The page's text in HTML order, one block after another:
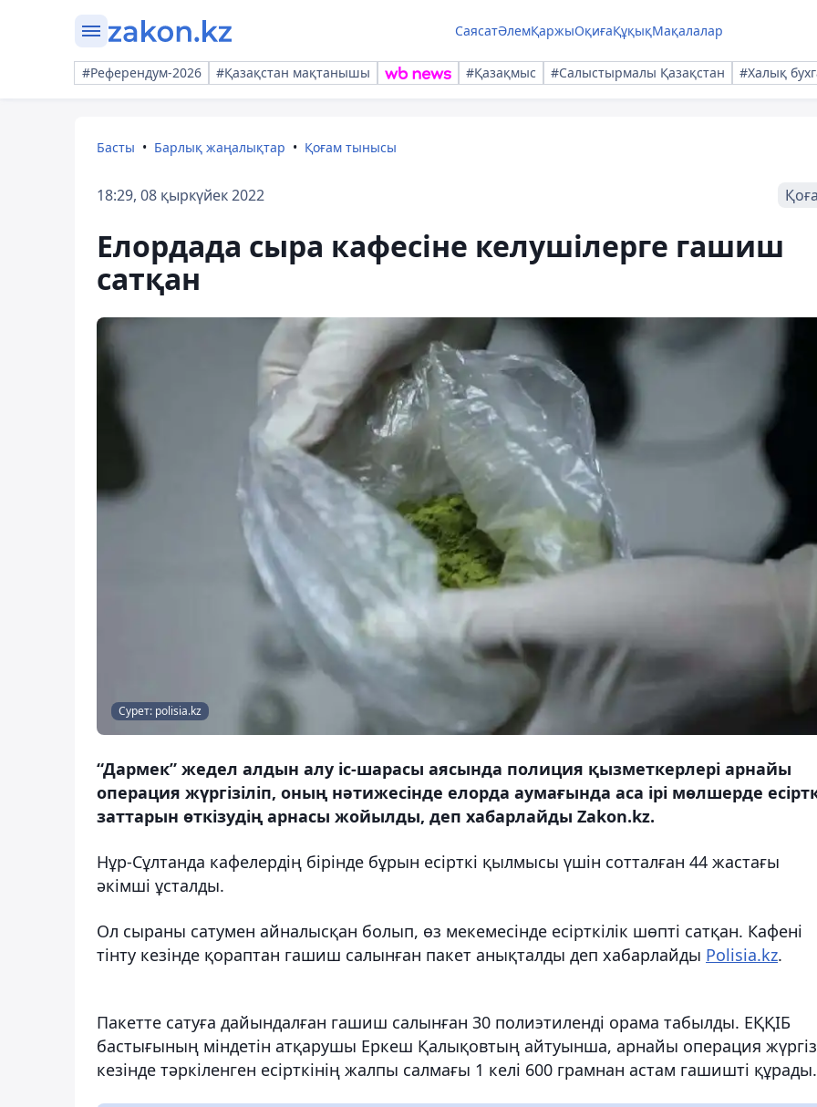
СаясатӘлемҚаржыОқиғаҚұқықМақалалар
#Референдум-2026 #Қазақстан мақтанышы #Қазақмыс #Салыстырмалы Қазақстан #Халық
Басты Барлық жаңалықтар Қоғам тынысы
18:29, 08 қыркүйек 2022
Елордада сыра кафесіне келушілерге гашиш
сатқан
Сурет: polisia.kz
“Дармек” жедел алдын алу іс-шарасы аясында полиция қызметкерлері арнайы
операция жүргізіліп, оның нәтижесінде елорда аумағында аса ірі мөлшерде
заттарын өткізудің арнасы жойылды, деп хабарлайды Zakon.kz.
Нұр-Сұлтанда кафелердің бірінде бұрын есірткі қылмысы үшін сотталған 44 жастағы
әкімші ұсталды.
Ол сыраны сатумен айналысқан болып, өз мекемесінде есірткілік шөпті сатқан. Кафені
тінту кезінде қораптан гашиш салынған пакет анықталды деп хабарлайды Polisia.kz.
Пакетте сатуға дайындалған гашиш салынған 30 полиэтиленді орама табылды. ЕҚҚІБ
бастығының міндетін атқарушы Еркеш Қалықовтың айтуынша, арнайы операция
кезінде тәркіленген есірткінің жалпы салмағы 1 келі 600 грамнан астам гашишті құрады.